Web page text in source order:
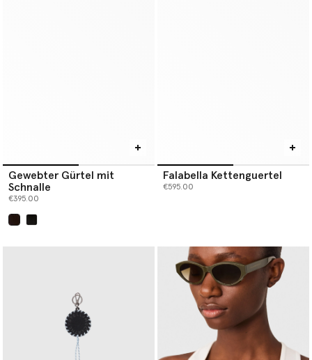
Gewebter Gürtel mit
Schnalle
€395.00
Falabella Kettenguertel
€595.00